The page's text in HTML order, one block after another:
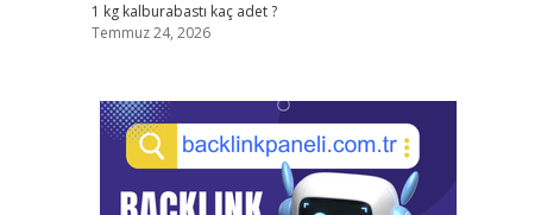
1 kg kalburabastı kaç adet ?
Temmuz 24, 2026